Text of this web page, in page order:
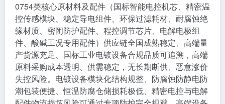
0754类核心原材料及配件（国标智能电控机芯、精密温
控传感模块、稳定导电组件、环保过滤耗材、耐腐蚀绝
缘材质、密闭防护配件、程控调节芯片、电解电极组
件、酸碱工况专用配件）供应链全国成熟稳定、高端量
产货源充足、国标工业电镀设备合规品质可追溯，高端
原料采购成本透明、供需稳定，无长期断供、恶意涨价
失控风险。电镀设备模块化结构规整、防腐蚀防静电防
潮包装便捷、恒温防腐仓储损耗极低、精密电控与电解